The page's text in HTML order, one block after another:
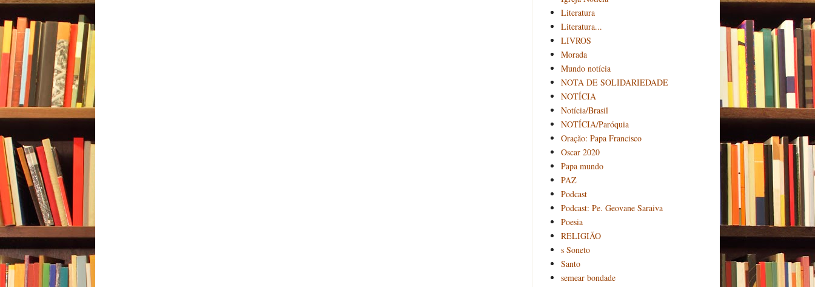
Literatura
Literatura...
LIVROS
Morada
Mundo notícia
NOTA DE SOLIDARIEDADE
NOTÍCIA
Notícia/Brasil
NOTÍCIA/Paróquia
Oração: Papa Francisco
Oscar 2020
Papa mundo
PAZ
Podcast
Podcast: Pe. Geovane Saraiva
Poesia
RELIGIÃO
s Soneto
Santo
semear bondade